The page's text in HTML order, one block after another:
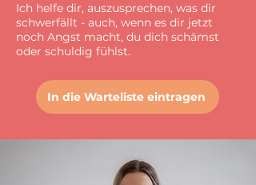
Ich helfe dir, auszusprechen, was dir
schwerfällt - auch, wenn es dir jetzt
noch Angst macht, du dich schämst
oder schuldig fühlst.
In die Warteliste eintragen